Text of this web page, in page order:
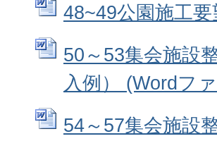
48~49公園施工
50～53集会施設
入例） (Wordフ
54～57集会施設